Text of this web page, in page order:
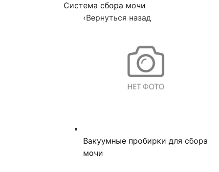
Система сбора мочи
‹Вернуться назад
Вакуумные пробирки для сбора
мочи